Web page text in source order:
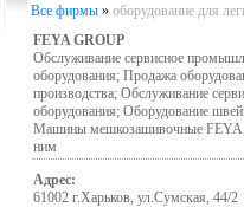
Все фирмы » оборудование для
FEYA GROUP
Обслуживание сервисное
оборудования; Продажа
производства; Обслуживание
оборудования; Оборудование
Машины мешкозашивочные
ним
Адрес:
61002 г.Харьков, ул.Сумская, 44/2